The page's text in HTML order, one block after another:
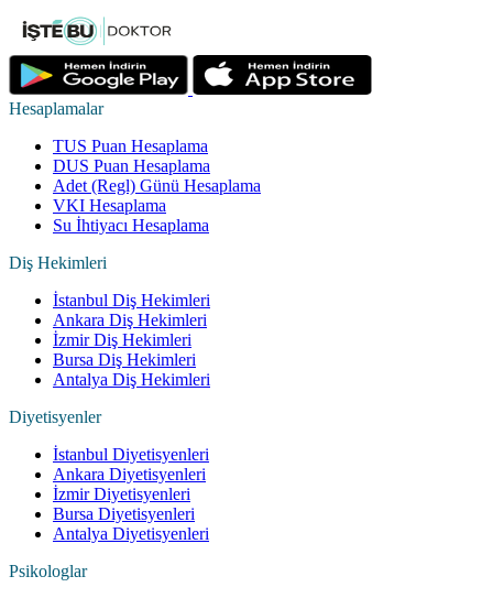
Hesaplamalar
TUS Puan Hesaplama
DUS Puan Hesaplama
Adet (Regl) Günü Hesaplama
VKI Hesaplama
Su İhtiyacı Hesaplama
Diş Hekimleri
İstanbul Diş Hekimleri
Ankara Diş Hekimleri
İzmir Diş Hekimleri
Bursa Diş Hekimleri
Antalya Diş Hekimleri
Diyetisyenler
İstanbul Diyetisyenleri
Ankara Diyetisyenleri
İzmir Diyetisyenleri
Bursa Diyetisyenleri
Antalya Diyetisyenleri
Psikologlar